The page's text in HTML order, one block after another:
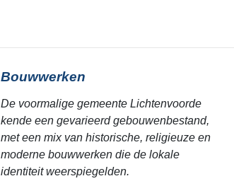
Bouwwerken
De voormalige gemeente Lichtenvoorde
kende een gevarieerd gebouwenbestand,
met een mix van historische, religieuze en
moderne bouwwerken die de lokale
identiteit weerspiegelden.